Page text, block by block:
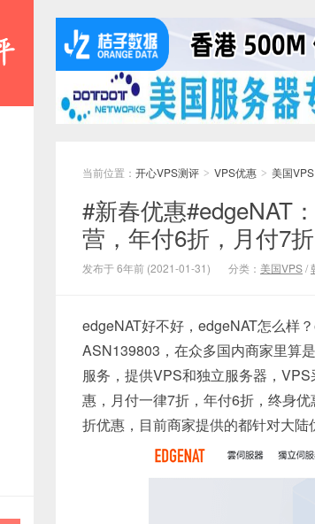
当前位置： 开心VPS测评 > VPS优惠 > 美国VPS
#新春优惠#edgeNAT
营，年付6折，月付7折
发布于 6年前 (2021-01-31) 分类： 美国VPS/
edgeNAT好不好，edgeNAT怎么样
ASN139803，在众多国内商家里算
服务，提供VPS和独立服务器，
惠，月付一律7折，年付6折，终身
折优惠，目前商家提供的都针对大陆